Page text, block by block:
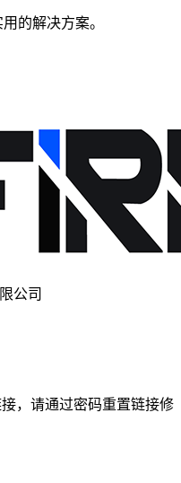
的解决方案。
公司
，请通过密码重置链接修